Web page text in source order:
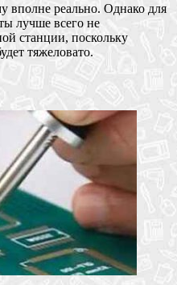
вполне реально. Однако для
лучше всего не
станции, поскольку
тяжеловато.